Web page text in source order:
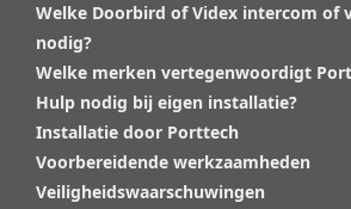
Welke Doorbird of Videx intercom of
nodig?
Welke merken vertegenwoordigt
Hulp nodig bij eigen installatie?
Installatie door Porttech
Voorbereidende werkzaamheden
Veiligheidswaarschuwingen